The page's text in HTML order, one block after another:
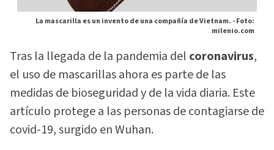
La mascarilla es un invento de una compañía de Vietnam. -Foto:
milenio.com
Tras la llegada de la pandemia del coronavirus,
el uso de mascarillas ahora es parte de las
medidas de bioseguridad y de la vida diaria. Este
artículo protege a las personas de contagiarse de
covid-19, surgido en Wuhan.